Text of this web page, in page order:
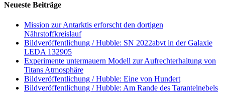
Neueste Beiträge
Mission zur Antarktis erforscht den dortigen
Nährstoffkreislauf
Bildveröffentlichung / Hubble: SN 2022abvt in der Galaxie
LEDA 132905
Experimente untermauern Modell zur Aufrechterhaltung von
Titans Atmosphäre
Bildveröffentlichung / Hubble: Eine von Hundert
Bildveröffentlichung / Hubble: Am Rande des Tarantelnebels